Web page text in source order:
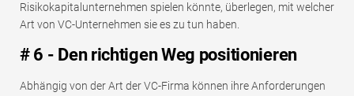
Risikokapitalunternehmen spielen könnte, überlegen, mit welcher
Art von VC-Unternehmen sie es zu tun haben.
# 6 - Den richtigen Weg positionieren
Abhängig von der Art der VC-Firma können ihre Anforderungen